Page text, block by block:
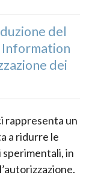
del
Information
dei
rappresenta un
a ridurre le
in